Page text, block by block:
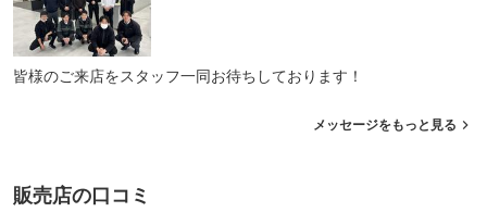
皆様のご来店をスタッフ一同お待ちしております！
メッセージをもっと見る
販売店の口コミ